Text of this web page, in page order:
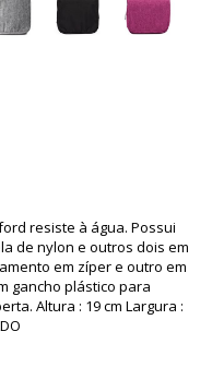
resiste à água. Possui
de nylon e outros dois em
em zíper e outro em
gancho plástico para
Altura : 19 cm Largura :